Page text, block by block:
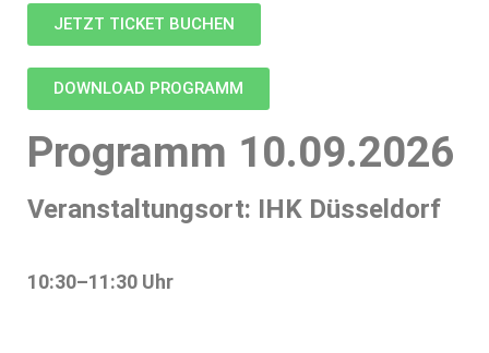
JETZT TICKET BUCHEN
DOWNLOAD PROGRAMM
Programm 10.09.2026
Veranstaltungsort: IHK Düsseldorf
10:30–11:30 Uhr